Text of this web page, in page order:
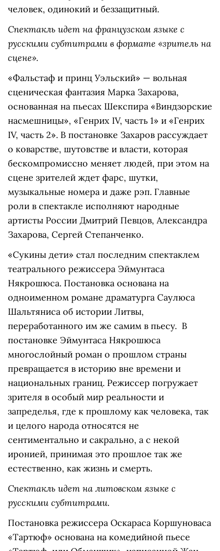
человек, одинокий и беззащитный.
Спектакль идет на французском языке с
русскими субтитрами в формате «зритель на
сцене».
«Фальстаф и принц Уэльский» — вольная
сценическая фантазия Марка Захарова,
основанная на пьесах Шекспира «Виндзорские
насмешницы», «Генрих IV, часть 1» и «Генрих
IV, часть 2». В постановке Захаров рассуждает
о коварстве, шутовстве и власти, которая
бескомпромиссно меняет людей, при этом на
сцене зрителей ждет фарс, шутки,
музыкальные номера и даже рэп. Главные
роли в спектакле исполняют народные
артисты России Дмитрий Певцов, Александра
Захарова, Сергей Степанченко.
«Сукины дети» стал последним спектаклем
театрального режиссера Эймунтаса
Някрошюса. Постановка основана на
одноименном романе драматурга Саулюса
Шальтяниса об истории Литвы,
переработанного им же самим в пьесу. В
постановке Эймунтаса Някрошюса
многослойный роман о прошлом страны
превращается в историю вне времени и
национальных границ. Режиссер погружает
зрителя в особый мир реальности и
запределья, где к прошлому как человека, так
и целого народа относятся не
сентиментально и сакрально, а с некой
иронией, принимая это прошлое так же
естественно, как жизнь и смерть.
Спектакль идет на литовском языке с
русскими субтитрами.
Постановка режиссера Оскараса Коршуноваса
«Тартюф» основана на комедийной пьесе